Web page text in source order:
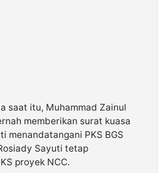
saat itu, Muhammad Zainul
memberikan surat kuasa
menandatangani PKS BGS
Sayuti tetap
proyek NCC.